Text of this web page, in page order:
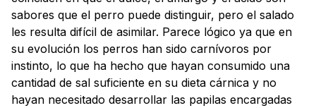
sabores que el perro puede distinguir, pero el salado
les resulta difícil de asimilar. Parece lógico ya que en
su evolución los perros han sido carnívoros por
instinto, lo que ha hecho que hayan consumido una
cantidad de sal suficiente en su dieta cárnica y no
hayan necesitado desarrollar las papilas encargadas